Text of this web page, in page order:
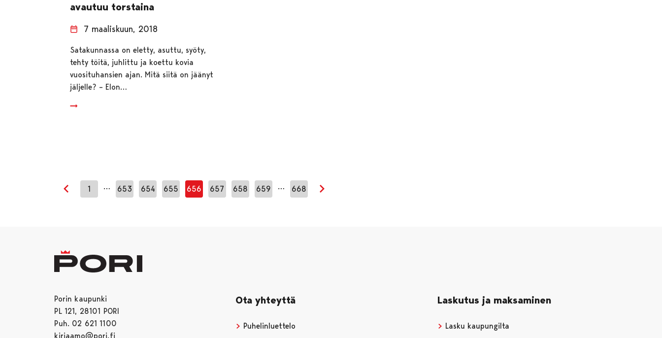
avautuu torstaina
7 maaliskuun, 2018
Satakunnassa on eletty, asuttu, syöty,
tehty töitä, juhlittu ja koettu kovia
vuosituhansien ajan. Mitä siitä on jäänyt
jäljelle? – Elon…
Edellinen sivu
1 … 653 654 655 656 657 658 659 … 668
Porin kaupunki
PL 121, 28101 PORI
Puh. 02 621 1100
kirjaamo@pori.fi
Ota yhteyttä
Puhelinluettelo
Laskutus ja maksaminen
Lasku kaupungilta